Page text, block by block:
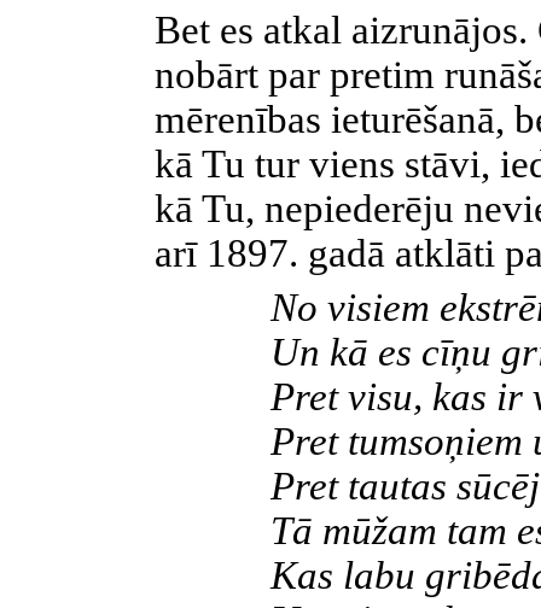
Bet es atkal
nobārt par pretim
mērenības ieturēšanā,
kā Tu tur viens stāvi,
kā Tu, nepiederēju
arī 1897. gadā atklāti
No visiem
Un kā es cīņu
Pret visu, kas ir
Pret tumsoņiem
Pret tautas
Tā mūžam tam
Kas labu